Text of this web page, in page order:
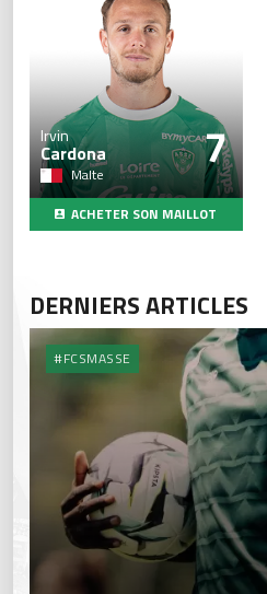
7
Irvin
Cardona
Malte
ACHETER SON MAILLOT
DERNIERS ARTICLES
#FCSMASSE